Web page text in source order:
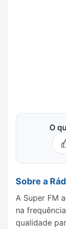
O
Sobre a
A Super FM
na
qualidade